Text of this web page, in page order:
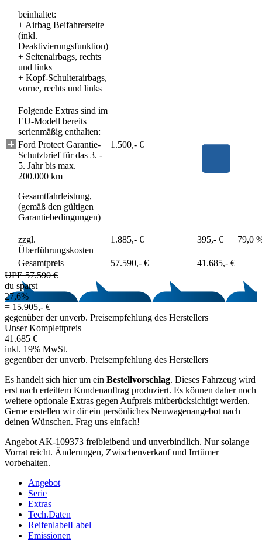
beinhaltet:
+ Airbag Beifahrerseite
(inkl.
Deaktivierungsfunktion)
+ Seitenairbags, rechts
und links
+ Kopf-Schulterairbags,
vorne, rechts und links
Folgende Extras sind im
EU-Modell bereits
serienmäßig enthalten:
Ford Protect Garantie-
Schutzbrief für das 3. -
5. Jahr bis max.
200.000 km
Gesamtfahrleistung,
(gemäß den gültigen
Garantiebedingungen)
1.500,- €
zzgl.
Überführungskosten
1.885,- € 395,- € 79,0
Gesamtpreis 57.590,- €
41.685,- €
UPE 57.590 €
du sparst
27,6%
= 15.905,- €
gegenüber der unverb. Preisempfehlung des Herstellers
Unser Komplettpreis
41.685 €
inkl. 19% MwSt.
gegenüber der unverb. Preisempfehlung des Herstellers
Es handelt sich hier um ein Bestellvorschlag. Dieses Fahrzeug wird
erst nach erteiltem Kundenauftrag produziert. Es können daher noch
weitere optionale Extras gegen Aufpreis mitberücksichtigt werden.
Gerne erstellen wir dir ein persönliches Neuwagenangebot nach
deinen Wünschen. Frag uns einfach!
Angebot AK-109373 freibleibend und unverbindlich. Nur solange
Vorrat reicht. Änderungen, Zwischenverkauf und Irrtümer
vorbehalten.
Angebot
Serie
Extras
Tech.Daten
ReifenlabelLabel
Emissionen